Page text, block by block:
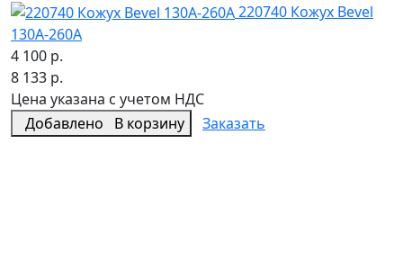
220740 Кожух Bevel
130A-260A
4 100 р.
8 133 р.
Цена указана с учетом НДС
Добавлено
В корзину Заказать